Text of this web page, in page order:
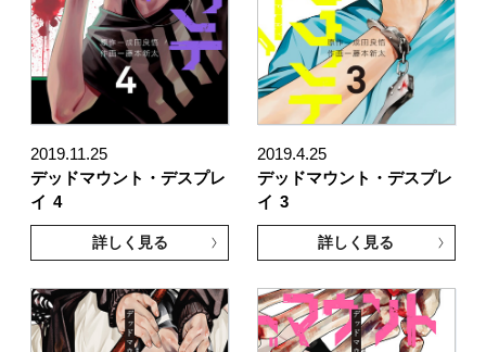
2019.11.25
デッドマウント・デスプレ
イ 4
詳しく見る
2019.4.25
デッドマウント・デスプレ
イ 3
詳しく見る